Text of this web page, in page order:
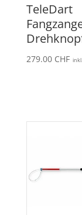
TeleDart
279.00 CHF